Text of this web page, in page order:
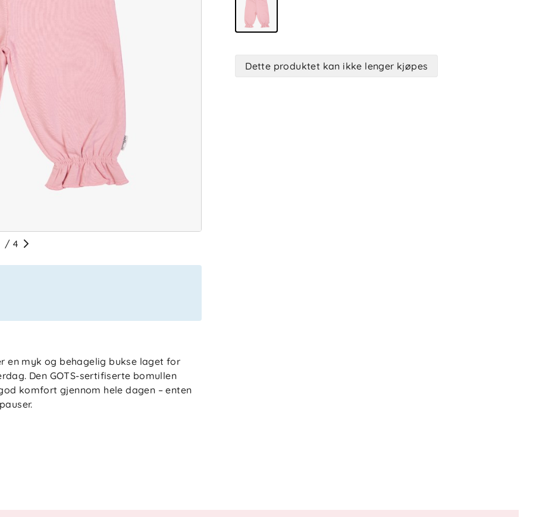
/ 4
en myk og behagelig bukse laget for
Den GOTS-sertifiserte bomullen
komfort gjennom hele dagen – enten
Dette produktet kan ikke lenger kjøpes